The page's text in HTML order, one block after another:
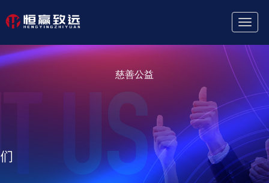
慈善公益